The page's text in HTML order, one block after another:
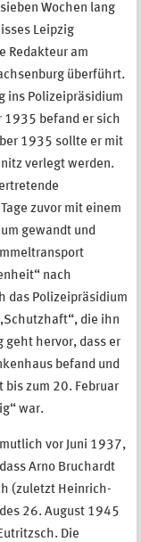
Wochen lang
Leipzig
Redakteur am
überführt.
ins Polizeipräsidium
1935 befand er sich
1935 sollte er mit
verlegt werden.
zuvor mit einem
gewandt und
nach
das Polizeipräsidium
die ihn
geht hervor, dass er
befand und
zum 20. Februar
war.
vor Juni 1937,
Arno Bruchardt
(zuletzt Heinrich-
26. August 1945
Die